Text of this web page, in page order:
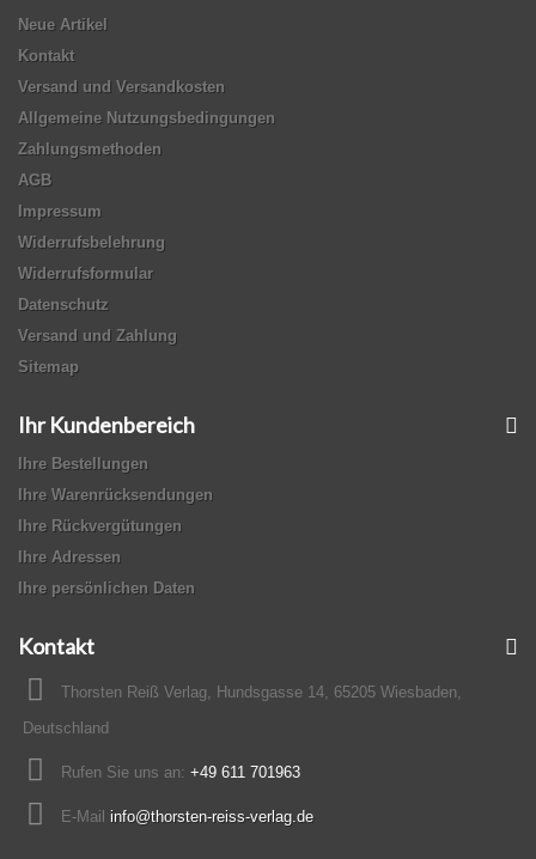
Neue Artikel
Kontakt
Versand und Versandkosten
Allgemeine Nutzungsbedingungen
Zahlungsmethoden
AGB
Impressum
Widerrufsbelehrung
Widerrufsformular
Datenschutz
Versand und Zahlung
Sitemap
Ihr Kundenbereich
Ihre Bestellungen
Ihre Warenrücksendungen
Ihre Rückvergütungen
Ihre Adressen
Ihre persönlichen Daten
Kontakt
Thorsten Reiß Verlag, Hundsgasse 14, 65205 Wiesbaden,
Deutschland
Rufen Sie uns an: +49 611 701963
E-Mail info@thorsten-reiss-verlag.de